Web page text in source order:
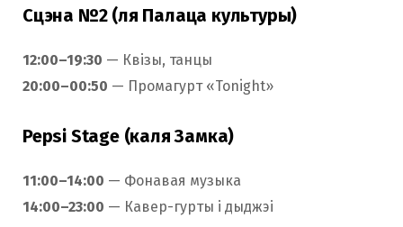
Сцэна №2 (ля Палаца культуры)
12:00–19:30 — Квізы, танцы
20:00–00:50 — Промагурт «Tonight»
Pepsi Stage (каля Замка)
11:00–14:00 — Фонавая музыка
14:00–23:00 — Кавер-гурты і дыджэі